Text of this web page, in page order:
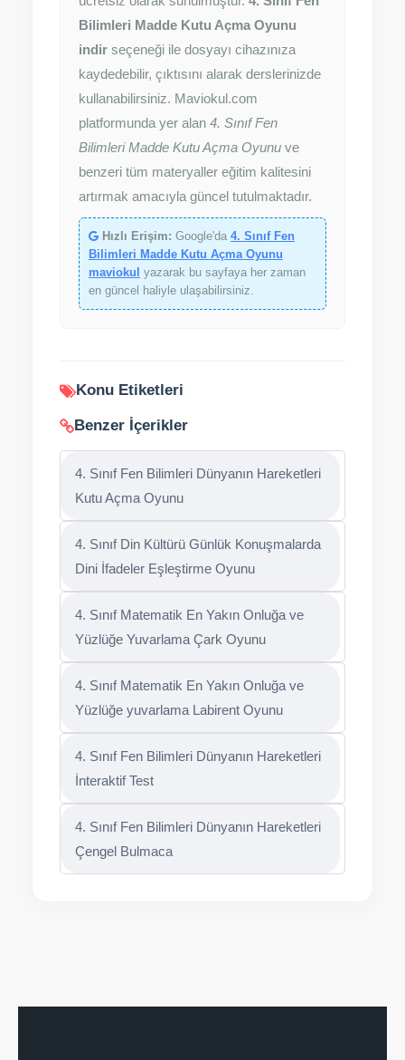
Bilimleri Madde Kutu Açma Oyunu
indir seçeneği ile dosyayı cihazınıza
kaydedebilir, çıktısını alarak derslerinizde
kullanabilirsiniz. Maviokul.com
platformunda yer alan 4. Sınıf Fen
Bilimleri Madde Kutu Açma Oyunu ve
benzeri tüm materyaller eğitim kalitesini
artırmak amacıyla güncel tutulmaktadır.
Hızlı Erişim: Google'da 4. Sınıf Fen
Bilimleri Madde Kutu Açma Oyunu
maviokul yazarak bu sayfaya her zaman
en güncel haliyle ulaşabilirsiniz.
Konu Etiketleri
Benzer İçerikler
4. Sınıf Fen Bilimleri Dünyanın Hareketleri
Kutu Açma Oyunu
4. Sınıf Din Kültürü Günlük Konuşmalarda
Dini İfadeler Eşleştirme Oyunu
4. Sınıf Matematik En Yakın Onluğa ve
Yüzlüğe Yuvarlama Çark Oyunu
4. Sınıf Matematik En Yakın Onluğa ve
Yüzlüğe yuvarlama Labirent Oyunu
4. Sınıf Fen Bilimleri Dünyanın Hareketleri
İnteraktif Test
4. Sınıf Fen Bilimleri Dünyanın Hareketleri
Çengel Bulmaca